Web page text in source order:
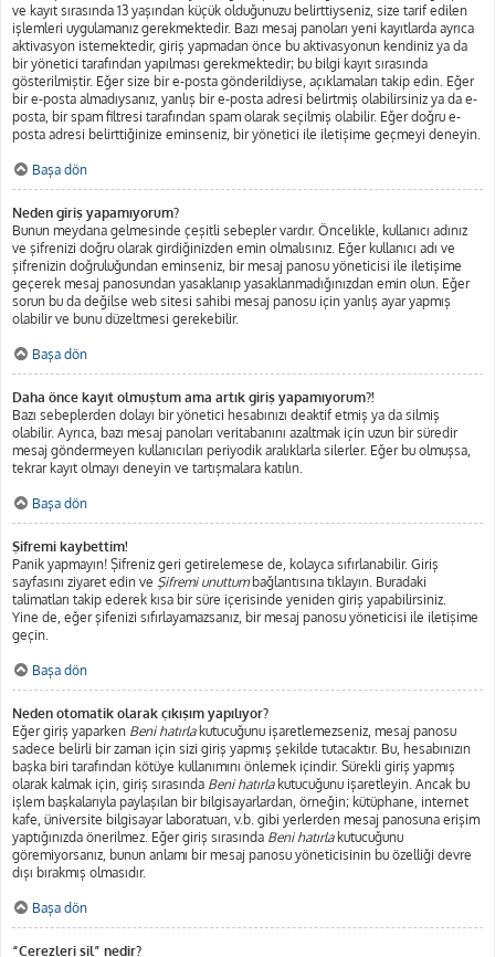
ve kayıt sırasında 13 yaşından küçük olduğunuzu belirttiyseniz, size tarif edilen
işlemleri uygulamanız gerekmektedir. Bazı mesaj panoları yeni kayıtlarda ayrıca
aktivasyon istemektedir, giriş yapmadan önce bu aktivasyonun kendiniz ya da
bir yönetici tarafından yapılması gerekmektedir; bu bilgi kayıt sırasında
gösterilmiştir. Eğer size bir e-posta gönderildiyse, açıklamaları takip edin. Eğer
bir e-posta almadıysanız, yanlış bir e-posta adresi belirtmiş olabilirsiniz ya da e-
posta, bir spam filtresi tarafından spam olarak seçilmiş olabilir. Eğer doğru e-
posta adresi belirttiğinize eminseniz, bir yönetici ile iletişime geçmeyi deneyin.
Başa dön
Neden giriş yapamıyorum?
Bunun meydana gelmesinde çeşitli sebepler vardır. Öncelikle, kullanıcı adınız
ve şifrenizi doğru olarak girdiğinizden emin olmalısınız. Eğer kullanıcı adı ve
şifrenizin doğruluğundan eminseniz, bir mesaj panosu yöneticisi ile iletişime
geçerek mesaj panosundan yasaklanıp yasaklanmadığınızdan emin olun. Eğer
sorun bu da değilse web sitesi sahibi mesaj panosu için yanlış ayar yapmış
olabilir ve bunu düzeltmesi gerekebilir.
Başa dön
Daha önce kayıt olmuştum ama artık giriş yapamıyorum?!
Bazı sebeplerden dolayı bir yönetici hesabınızı deaktif etmiş ya da silmiş
olabilir. Ayrıca, bazı mesaj panoları veritabanını azaltmak için uzun bir süredir
mesaj göndermeyen kullanıcıları periyodik aralıklarla silerler. Eğer bu olmuşsa,
tekrar kayıt olmayı deneyin ve tartışmalara katılın.
Başa dön
Şifremi kaybettim!
Panik yapmayın! Şifreniz geri getirelemese de, kolayca sıfırlanabilir. Giriş
sayfasını ziyaret edin ve Şifremi unuttumbağlantısına tıklayın. Buradaki
talimatları takip ederek kısa bir süre içerisinde yeniden giriş yapabilirsiniz.
Yine de, eğer şifenizi sıfırlayamazsanız, bir mesaj panosu yöneticisi ile iletişime
geçin.
Başa dön
Neden otomatik olarak çıkışım yapılıyor?
Eğer giriş yaparken Beni hatırlakutucuğunu işaretlemezseniz, mesaj panosu
sadece belirli bir zaman için sizi giriş yapmış şekilde tutacaktır. Bu, hesabınızın
başka biri tarafından kötüye kullanımını önlemek içindir. Sürekli giriş yapmış
olarak kalmak için, giriş sırasında Beni hatırlakutucuğunu işaretleyin. Ancak bu
işlem başkalarıyla paylaşılan bir bilgisayarlardan, örneğin; kütüphane, internet
kafe, üniversite bilgisayar laboratuarı, v.b. gibi yerlerden mesaj panosuna erişim
yaptığınızda önerilmez. Eğer giriş sırasında Beni hatırlakutucuğunu
göremiyorsanız, bunun anlamı bir mesaj panosu yöneticisinin bu özelliği devre
dışı bırakmış olmasıdır.
Başa dön
“Çerezleri sil” nedir?